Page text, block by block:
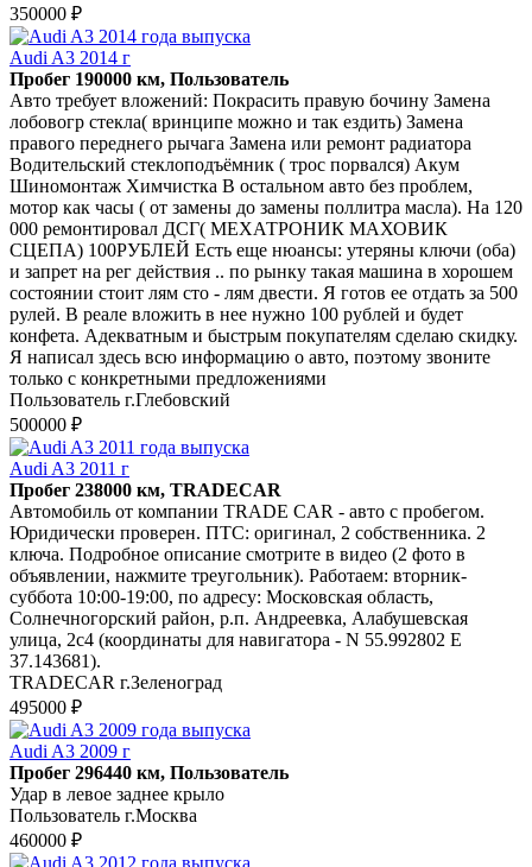
350000 ₽
Audi A3 2014 г
Пробег 190000 км, Пользователь
Авто требует вложений: Покрасить правую бочину Замена
лобовогр стекла( вринципе можно и так ездить) Замена
правого переднего рычага Замена или ремонт радиатора
Водительский стеклоподъёмник ( трос порвался) Акум
Шиномонтаж Химчистка В остальном авто без проблем,
мотор как часы ( от замены до замены поллитра масла). На 120
000 ремонтировал ДСГ( МЕХАТРОНИК МАХОВИК
СЦЕПА) 100РУБЛЕЙ Есть еще нюансы: утеряны ключи (оба)
и запрет на рег действия .. по рынку такая машина в хорошем
состоянии стоит лям сто - лям двести. Я готов ее отдать за 500
рулей. В реале вложить в нее нужно 100 рублей и будет
конфета. Адекватным и быстрым покупателям сделаю скидку.
Я написал здесь всю информацию о авто, поэтому звоните
только с конкретными предложениями
Пользователь г.Глебовский
500000 ₽
Audi A3 2011 г
Пробег 238000 км, TRADECAR
Автомобиль от компании TRADE CAR - авто с пробегом.
Юридически проверен. ПТС: оригинал, 2 собственника. 2
ключа. Подробное описание смотрите в видео (2 фото в
объявлении, нажмите треугольник). Работаем: вторник-
суббота 10:00-19:00, по адресу: Московская область,
Солнечногорский район, р.п. Андреевка, Алабушевская
улица, 2с4 (координаты для навигатора - N 55.992802 E
37.143681).
TRADECAR г.Зеленоград
495000 ₽
Audi A3 2009 г
Пробег 296440 км, Пользователь
Удар в левое заднее крыло
Пользователь г.Москва
460000 ₽